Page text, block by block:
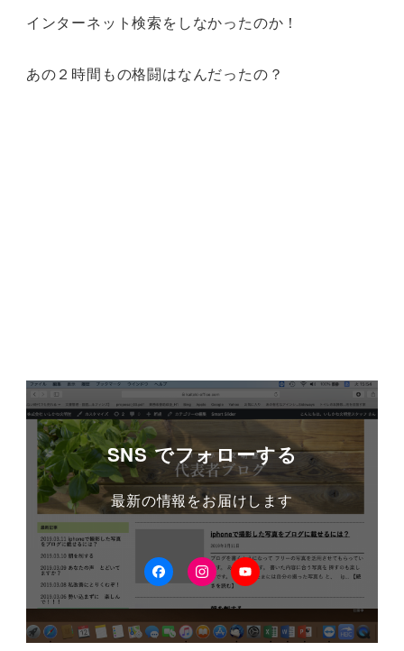
インターネット検索をしなかったのか！
あの２時間もの格闘はなんだったの？
SNS でフォローする
最新の情報をお届けします
facebookInstagramYouTube